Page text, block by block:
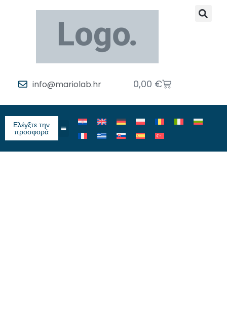
info@mariolab.hr 0,00 €
Ελέγξτε την
προσφορά